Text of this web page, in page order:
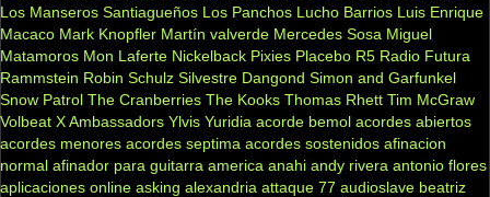
Los Manseros Santiagueños Los Panchos Lucho Barrios Luis Enrique
Macaco Mark Knopfler Martín valverde Mercedes Sosa Miguel
Matamoros Mon Laferte Nickelback Pixies Placebo R5 Radio Futura
Rammstein Robin Schulz Silvestre Dangond Simon and Garfunkel
Snow Patrol The Cranberries The Kooks Thomas Rhett Tim McGraw
Volbeat X Ambassadors Ylvis Yuridia acorde bemol acordes abiertos
acordes menores acordes septima acordes sostenidos afinacion
normal afinador para guitarra america anahi andy rivera antonio flores
aplicaciones online asking alexandria attaque 77 audioslave beatriz